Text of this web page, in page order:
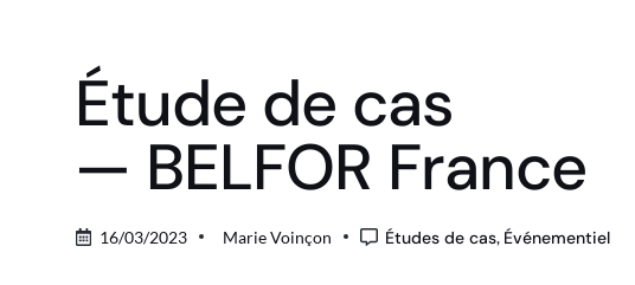
Étude de cas
— BELFOR France
16/03/2023 Marie Voinçon Études de cas, Événementiel